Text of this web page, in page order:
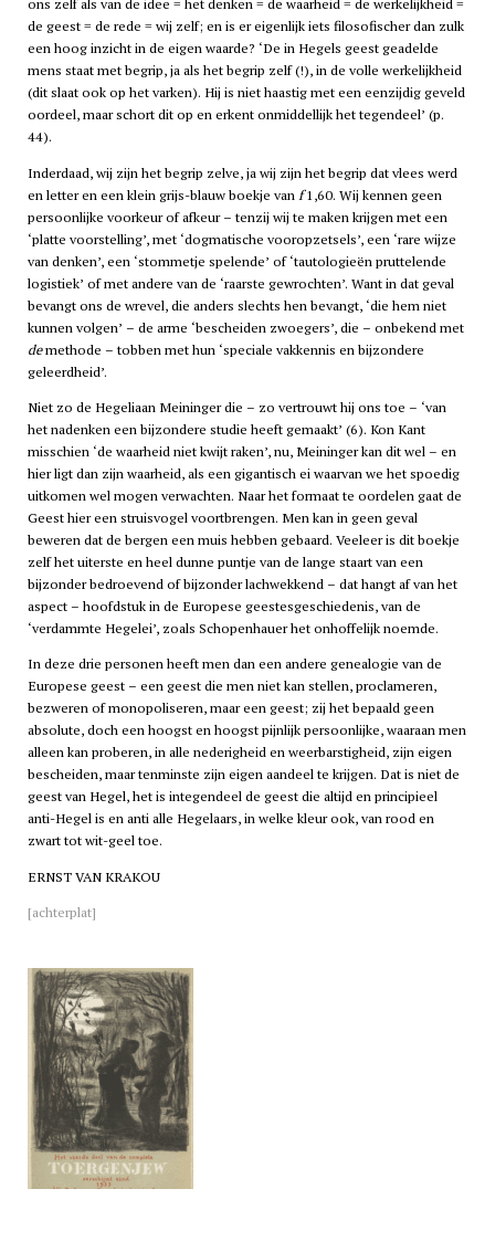
ons zelf als van de idee = het denken = de waarheid = de werkelijkheid =
de geest = de rede = wij zelf; en is er eigenlijk iets filosofischer dan zulk
een hoog inzicht in de eigen waarde? ‘De in Hegels geest geadelde
mens staat met begrip, ja als het begrip zelf (!), in de volle werkelijkheid
(dit slaat ook op het varken). Hij is niet haastig met een eenzijdig geveld
oordeel, maar schort dit op en erkent onmiddellijk het tegendeel’ (p.
44).
Inderdaad, wij zijn het begrip zelve, ja wij zijn het begrip dat vlees werd
en letter en een klein grijs-blauw boekje vanf1,60. Wij kennen geen
persoonlijke voorkeur of afkeur – tenzij wij te maken krijgen met een
‘platte voorstelling’, met ‘dogmatische vooropzetsels’, een ‘rare wijze
van denken’, een ‘stommetje spelende’ of ‘tautologieën pruttelende
logistiek’ of met andere van de ‘raarste gewrochten’. Want in dat geval
bevangt ons de wrevel, die anders slechts hen bevangt, ‘die hem niet
kunnen volgen’ – de arme ‘bescheiden zwoegers’, die – onbekend met
demethode – tobben met hun ‘speciale vakkennis en bijzondere
geleerdheid’.
Niet zo de Hegeliaan Meininger die – zo vertrouwt hij ons toe – ‘van
het nadenken een bijzondere studie heeft gemaakt’ (6). Kon Kant
misschien ‘de waarheid niet kwijt raken’, nu, Meininger kan dit wel – en
hier ligt dan zijn waarheid, als een gigantisch ei waarvan we het spoedig
uitkomen wel mogen verwachten. Naar het formaat te oordelen gaat de
Geest hier een struisvogel voortbrengen. Men kan in geen geval
beweren dat de bergen een muis hebben gebaard. Veeleer is dit boekje
zelf het uiterste en heel dunne puntje van de lange staart van een
bijzonder bedroevend of bijzonder lachwekkend – dat hangt af van het
aspect – hoofdstuk in de Europese geestesgeschiedenis, van de
‘verdammte Hegelei’, zoals Schopenhauer het onhoffelijk noemde.
In deze drie personen heeft men dan een andere genealogie van de
Europese geest – een geest die men niet kan stellen, proclameren,
bezweren of monopoliseren, maar een geest; zij het bepaald geen
absolute, doch een hoogst en hoogst pijnlijk persoonlijke, waaraan men
alleen kan proberen, in alle nederigheid en weerbarstigheid, zijn eigen
bescheiden, maar tenminste zijn eigen aandeel te krijgen. Dat is niet de
geest van Hegel, het is integendeel de geest die altijd en principieel
anti-Hegel is en anti alle Hegelaars, in welke kleur ook, van rood en
zwart tot wit-geel toe.
ERNST VAN KRAKOU
[achterplat]